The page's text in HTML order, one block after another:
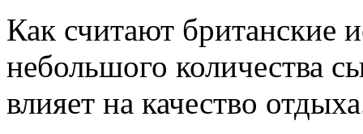
Как считают британские
небольшого количества
влияет на качество